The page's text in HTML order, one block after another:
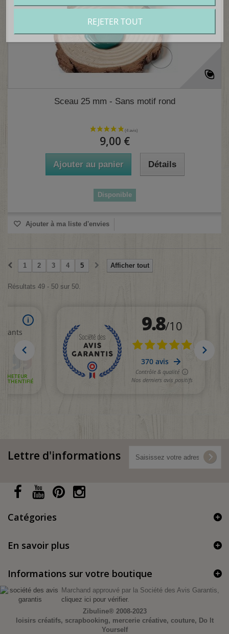
Sceau 25 mm - Sans motif rond
9,00 €
Ajouter au panier Détails
Disponible
Ajouter à ma liste d'envies
Afficher tout
1 2 3 4 5
Résultats 49 - 50 sur 50.
Lettre d'informations
Catégories
En savoir plus
Informations sur votre boutique
Marchand approuvé par la Société des Avis Garantis,
cliquez ici pour vérifier.
REJETER TOUT
Zibuline® 2008-2023
loisirs créatifs, scrapbooking, mercerie créative, couture, Do It
Yourself